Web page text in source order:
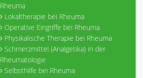
Rheuma
Lokaltherapie bei Rheuma
Operative Eingriffe bei Rheuma
Physikalische Therapie bei Rheuma
Schmerzmittel (Analgetika) in der
Rheumatologie
Selbsthilfe bei Rheuma